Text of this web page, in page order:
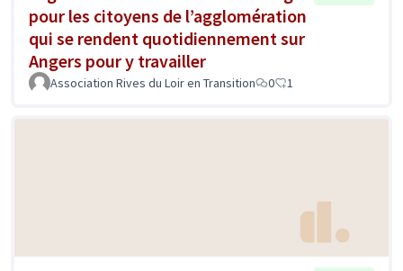
pour les citoyens de l’agglomération
qui se rendent quotidiennement sur
Angers pour y travailler
Association Rives du Loir en Transition 0 1